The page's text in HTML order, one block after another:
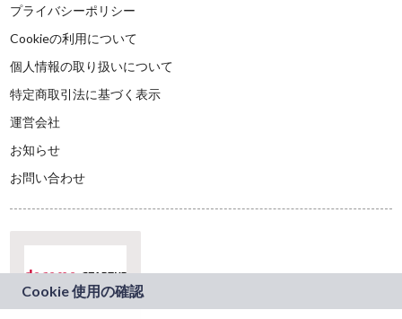
プライバシーポリシー
Cookieの利用について
個人情報の取り扱いについて
特定商取引法に基づく表示
運営会社
お知らせ
お問い合わせ